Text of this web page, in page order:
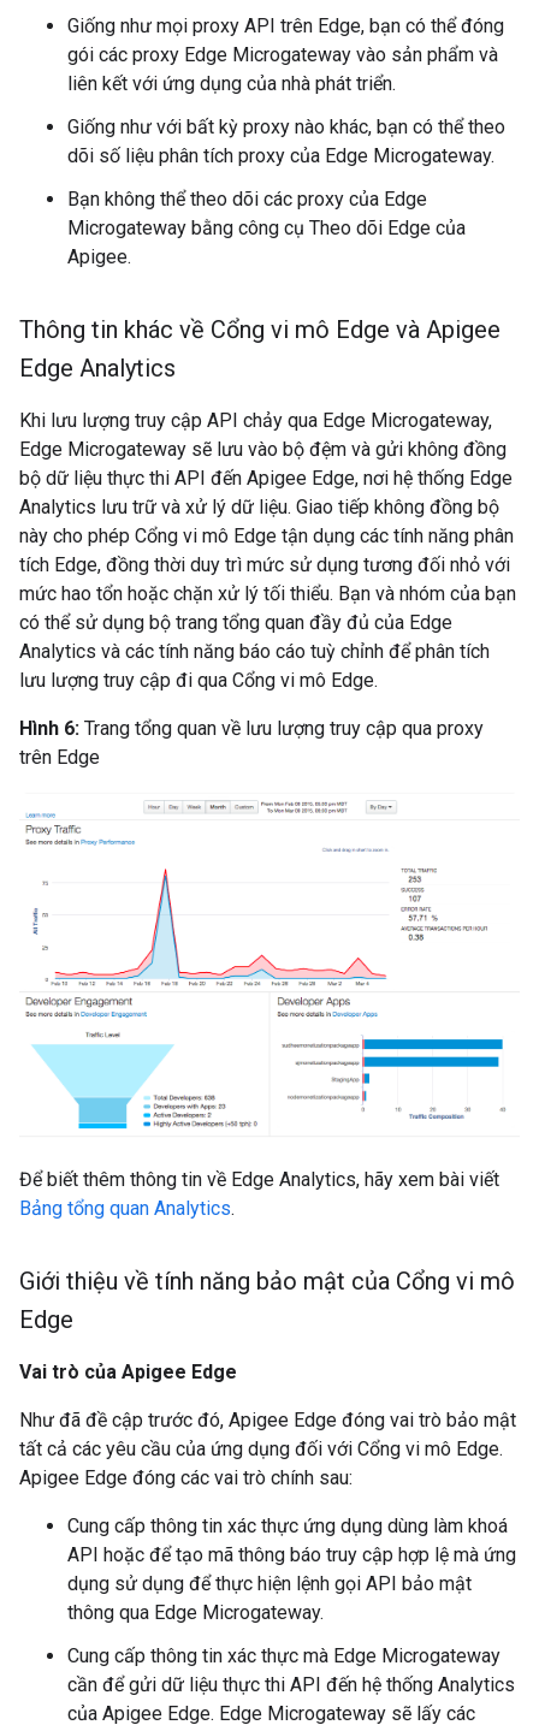
Giống như mọi proxy API trên Edge, bạn có thể đóng
gói các proxy Edge Microgateway vào sản phẩm và
liên kết với ứng dụng của nhà phát triển.
Giống như với bất kỳ proxy nào khác, bạn có thể theo
dõi số liệu phân tích proxy của Edge Microgateway.
Bạn không thể theo dõi các proxy của Edge
Microgateway bằng công cụ Theo dõi Edge của
Apigee.
Thông tin khác về Cổng vi mô Edge và Apigee
Edge Analytics
Khi lưu lượng truy cập API chảy qua Edge Microgateway,
Edge Microgateway sẽ lưu vào bộ đệm và gửi không đồng
bộ dữ liệu thực thi API đến Apigee Edge, nơi hệ thống Edge
Analytics lưu trữ và xử lý dữ liệu. Giao tiếp không đồng bộ
này cho phép Cổng vi mô Edge tận dụng các tính năng phân
tích Edge, đồng thời duy trì mức sử dụng tương đối nhỏ với
mức hao tổn hoặc chặn xử lý tối thiểu. Bạn và nhóm của bạn
có thể sử dụng bộ trang tổng quan đầy đủ của Edge
Analytics và các tính năng báo cáo tuỳ chỉnh để phân tích
lưu lượng truy cập đi qua Cổng vi mô Edge.
Hình 6: Trang tổng quan về lưu lượng truy cập qua proxy
trên Edge
Để biết thêm thông tin về Edge Analytics, hãy xem bài viết
Bảng tổng quan Analytics.
Giới thiệu về tính năng bảo mật của Cổng vi mô
Edge
Vai trò của Apigee Edge
Như đã đề cập trước đó, Apigee Edge đóng vai trò bảo mật
tất cả các yêu cầu của ứng dụng đối với Cổng vi mô Edge.
Apigee Edge đóng các vai trò chính sau:
Cung cấp thông tin xác thực ứng dụng dùng làm khoá
API hoặc để tạo mã thông báo truy cập hợp lệ mà ứng
dụng sử dụng để thực hiện lệnh gọi API bảo mật
thông qua Edge Microgateway.
Cung cấp thông tin xác thực mà Edge Microgateway
cần để gửi dữ liệu thực thi API đến hệ thống Analytics
của Apigee Edge. Edge Microgateway sẽ lấy các